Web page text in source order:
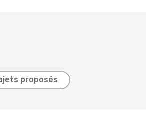
proposés